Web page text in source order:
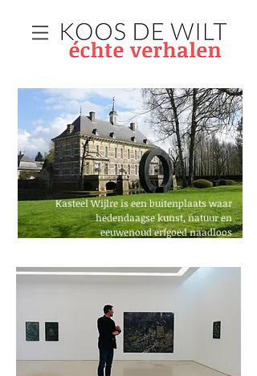
Kasteel Wijlre is een buitenplaats waar
hedendaagse kunst, natuur en
eeuwenoud erfgoed naadloos